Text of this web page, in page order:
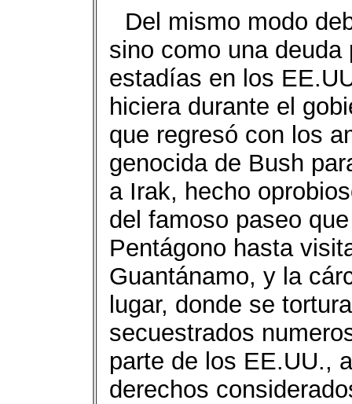
Del mismo modo
sino como una
estadías en los
hiciera durante el
que regresó con los
genocida de Bush
a Irak, hecho
del famoso paseo
Pentágono hasta
Guantánamo, y la
lugar, donde se
secuestrados
parte de los EE.UU.,
derechos